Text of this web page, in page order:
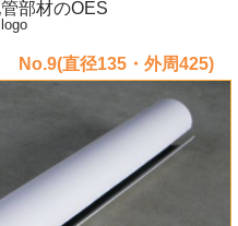
部材のOES
No.9(直径135・外周425)